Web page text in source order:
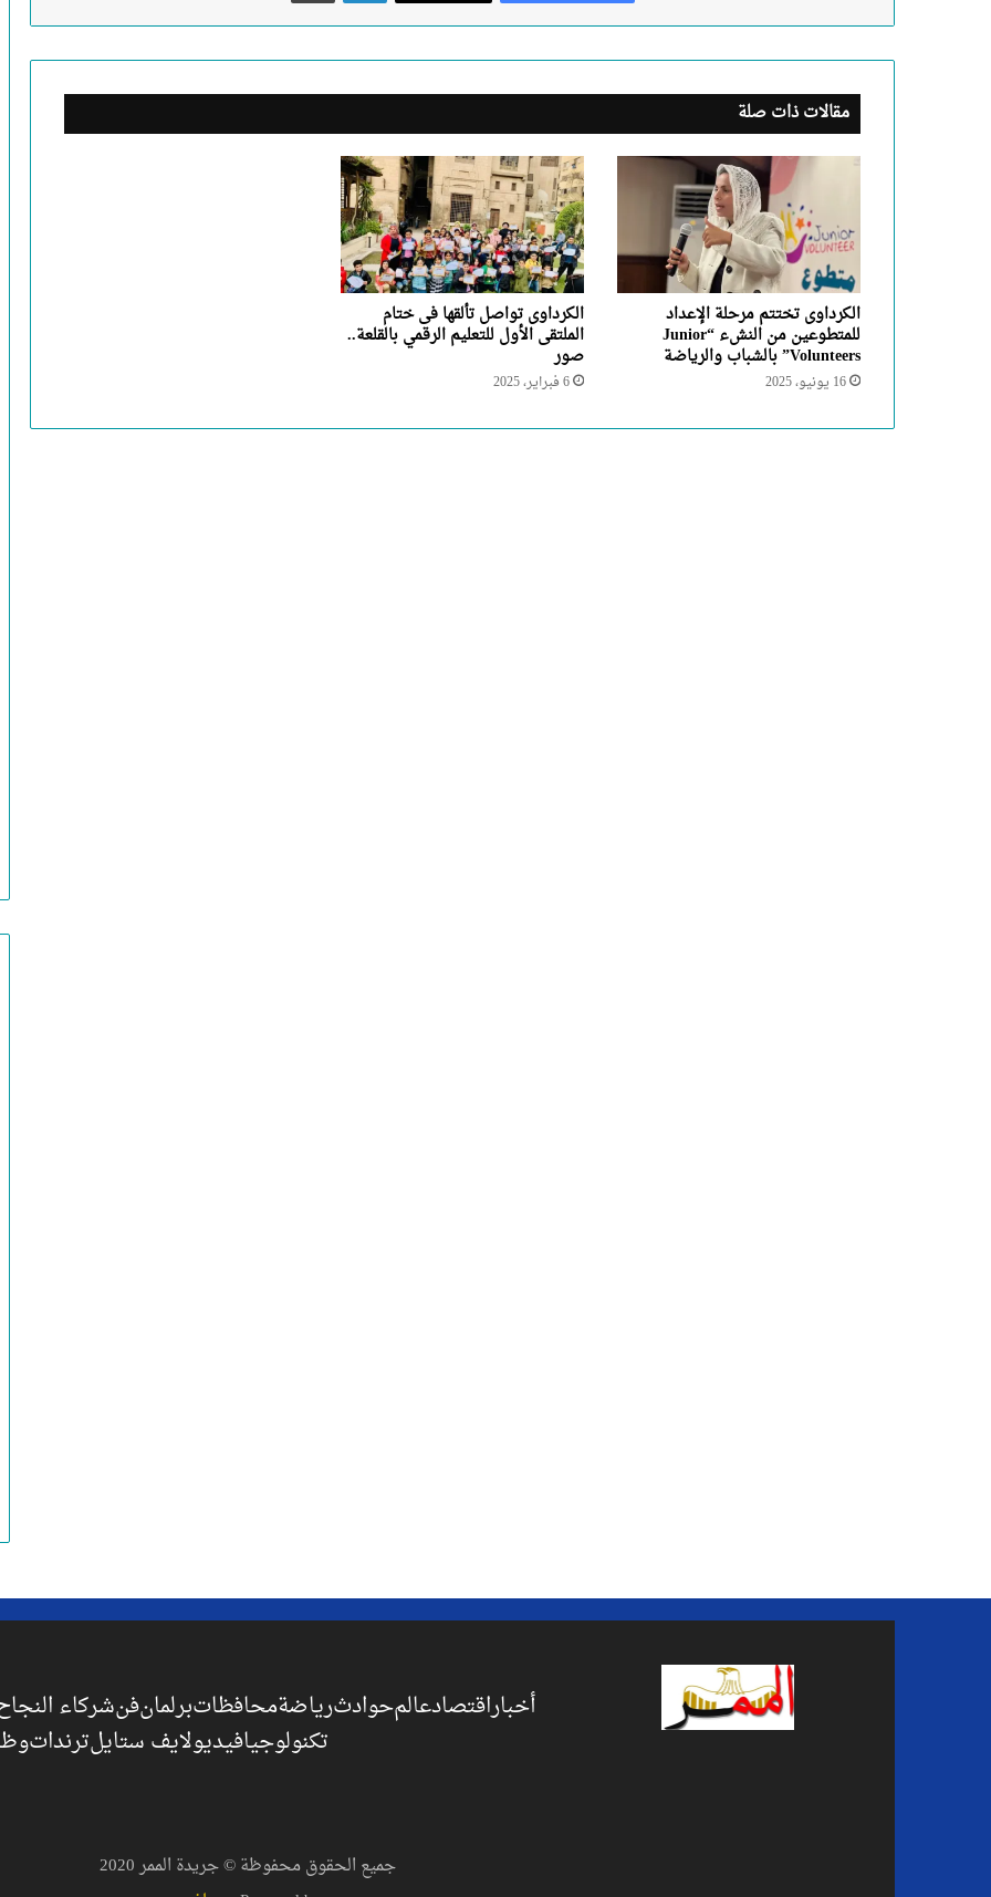
مقالات ذات صلة
الكرداوى تختتم مرحلة الإعداد
للمتطوعين من النشء “Junior
Volunteers” بالشباب والرياضة
16 يونيو، 2025
الكرداوى تواصل تألقها فى ختام
الملتقى الأول للتعليم الرقمي بالقلعة..
صور
6 فبراير، 2025
أخباراقتصادعالمحوادثرياضةمحافظاتبرلمانفنشركاء
تكنولوجيافيديولايف ستايلترندات
جميع الحقوق محفوظة © جريدة الممر 2020